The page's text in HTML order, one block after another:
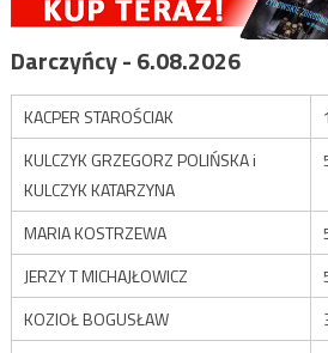
Darczyńcy - 6.08.2026
KACPER STAROŚCIAK
KULCZYK GRZEGORZ POLIŃSKA i
KULCZYK KATARZYNA
MARIA KOSTRZEWA
JERZY T MICHAJŁOWICZ
KOZIOŁ BOGUSŁAW